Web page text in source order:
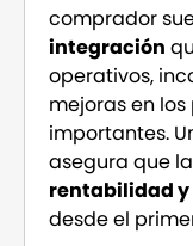
comprador
integración
operativos,
mejoras en
importantes.
asegura que
rentabilidad
desde el